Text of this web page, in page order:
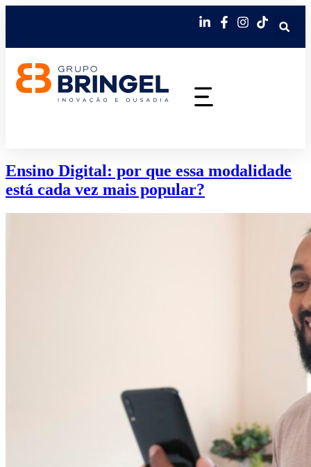
Ensino Digital: por que essa modalidade
está cada vez mais popular?